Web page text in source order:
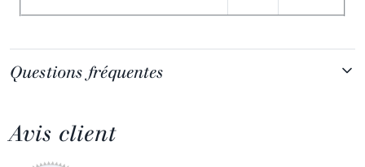
Questions fréquentes
Avis client